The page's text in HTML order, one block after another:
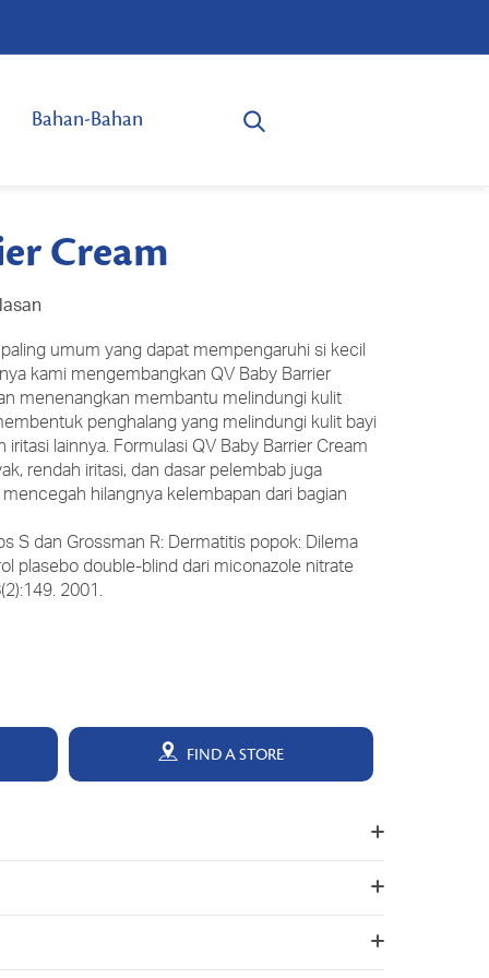
Bahan-Bahan
Cream
umum yang dapat mempengaruhi si kecil
kami mengembangkan QV Baby Barrier
menenangkan membantu melindungi kulit
penghalang yang melindungi kulit bayi
iritasi lainnya. Formulasi QV Baby Barrier Cream
rendah iritasi, dan dasar pelembab juga
hilangnya kelembapan dari bagian
S dan Grossman R: Dermatitis popok: Dilema
plasebo double-blind dari miconazole nitrate
2001.
FIND A STORE